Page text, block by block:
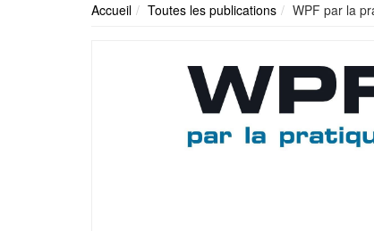
Accueil Toutes les publications WPF par la